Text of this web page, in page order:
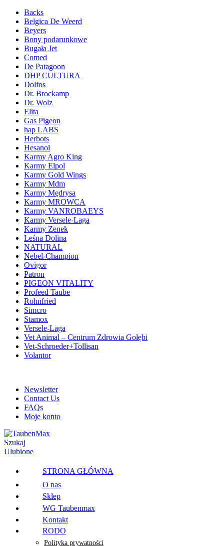
Backs
Belgica De Weerd
Beyers
Bony podarunkowe
Bugała Jet
Comed
De Patagoon
DHP CULTURA
Dolfos
Dr. Brockamp
Dr. Wolz
Elita
Gas Pigeon
hap LABS
Herbots
Hesanol
Karmy Agro King
Karmy Elpol
Karmy Gold Wings
Karmy Mdm
Karmy Mędrysa
Karmy MROWCA
Karmy VANROBAEYS
Karmy Versele-Laga
Karmy Zenek
Leśna Dolina
NATURAL
Nebel-Champion
Ovigor
Patron
PIGEON VITALITY
Profeed Taube
Rohnfried
Simcro
Stamox
Versele-Laga
Vet Animal – Centrum Zdrowia Gołębi
Vet-Schroeder+Tollisan
Volantor
Newsletter
Contact Us
FAQs
Moje konto
Szukaj
Ulubione
STRONA GŁÓWNA
O nas
Sklep
WG Taubenmax
Kontakt
RODO
Polityka prywatności